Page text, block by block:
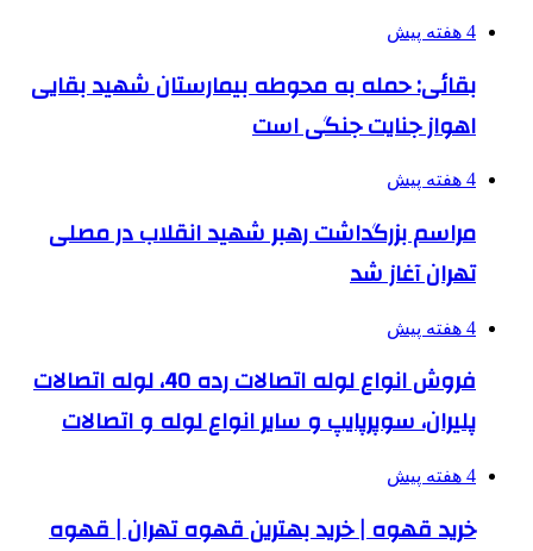
4 هفته پیش
بقائی: حمله به محوطه بیمارستان شهید بقایی
اهواز جنایت جنگی است
4 هفته پیش
مراسم بزرگداشت رهبر شهید انقلاب در مصلی
تهران آغاز شد
4 هفته پیش
فروش انواع لوله اتصالات رده 40، لوله اتصالات
پلیران، سوپرپایپ و سایر انواع لوله و اتصالات
4 هفته پیش
خرید قهوه | خرید بهترین قهوه تهران | قهوه